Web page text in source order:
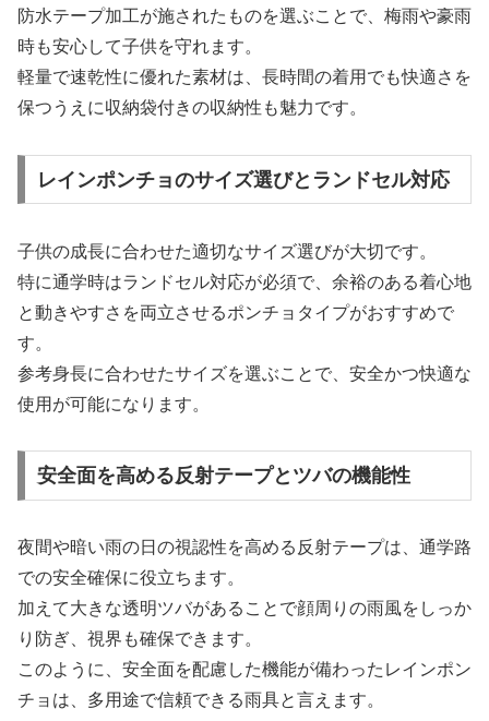
防水テープ加工が施されたものを選ぶことで、梅雨や豪雨
時も安心して子供を守れます。
軽量で速乾性に優れた素材は、長時間の着用でも快適さを
保つうえに収納袋付きの収納性も魅力です。
レインポンチョのサイズ選びとランドセル対応
子供の成長に合わせた適切なサイズ選びが大切です。
特に通学時はランドセル対応が必須で、余裕のある着心地
と動きやすさを両立させるポンチョタイプがおすすめで
す。
参考身長に合わせたサイズを選ぶことで、安全かつ快適な
使用が可能になります。
安全面を高める反射テープとツバの機能性
夜間や暗い雨の日の視認性を高める反射テープは、通学路
での安全確保に役立ちます。
加えて大きな透明ツバがあることで顔周りの雨風をしっか
り防ぎ、視界も確保できます。
このように、安全面を配慮した機能が備わったレインポン
チョは、多用途で信頼できる雨具と言えます。